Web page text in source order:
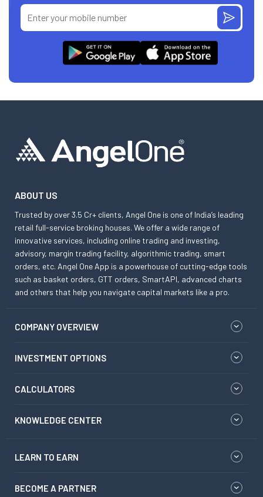
ABOUT US
Trusted by over 3.5 Cr+ clients, Angel One is one of India’s leading
retail full-service broking houses. We offer a wide range of
innovative services, including online trading and investing,
advisory, margin trading facility, algorithmic trading, smart
orders, etc. Angel One App is a powerhouse of cutting-edge tools
such as basket orders, GTT orders, SmartAPI, advanced charts
and others that help you navigate capital markets like a pro.
COMPANY OVERVIEW
INVESTMENT OPTIONS
CALCULATORS
KNOWLEDGE CENTER
LEARN TO EARN
BECOME A PARTNER